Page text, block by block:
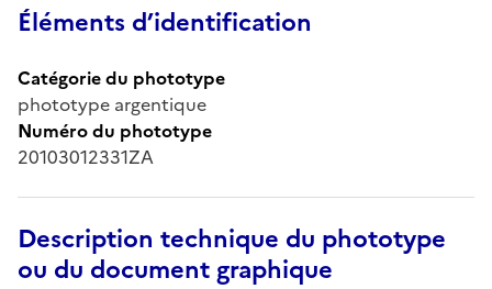
Éléments d’identification
Catégorie du phototype
phototype argentique
Numéro du phototype
20103012331ZA
Description technique du phototype
ou du document graphique